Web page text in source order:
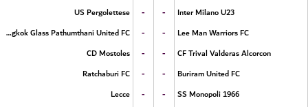
US Pergolettese
- -
Inter Milano U23
Bangkok Glass Pathumthani United FC
- -
Lee Man Warriors FC
CD Mostoles
- -
CF Trival Valderas Alcorcon
Ratchaburi FC
- -
Buriram United FC
Lecce
- -
SS Monopoli 1966